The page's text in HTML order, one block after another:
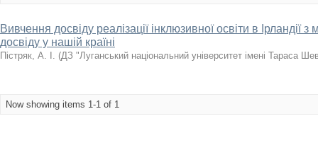
Вивчення досвіду реалізації інклюзивної освіти в Ірландії
досвіду у нашій країні
Пістряк, А. І. (ДЗ "Луганський національний університет імені Тараса
Now showing items 1-1 of 1